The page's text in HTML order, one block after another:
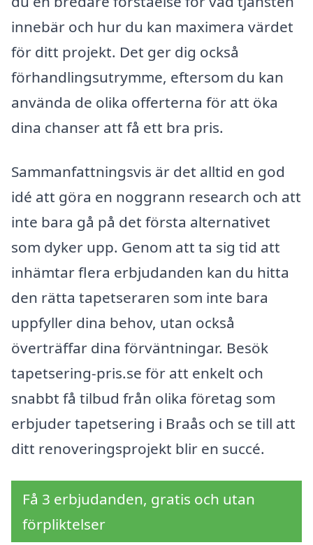
innebär och hur du kan maximera värdet
för ditt projekt. Det ger dig också
förhandlingsutrymme, eftersom du kan
använda de olika offerterna för att öka
dina chanser att få ett bra pris.
Sammanfattningsvis är det alltid en god
idé att göra en noggrann research och att
inte bara gå på det första alternativet
som dyker upp. Genom att ta sig tid att
inhämtar flera erbjudanden kan du hitta
den rätta tapetseraren som inte bara
uppfyller dina behov, utan också
överträffar dina förväntningar. Besök
tapetsering-pris.se för att enkelt och
snabbt få tilbud från olika företag som
erbjuder tapetsering i Braås och se till att
ditt renoveringsprojekt blir en succé.
Få 3 erbjudanden, gratis och utan
förpliktelser